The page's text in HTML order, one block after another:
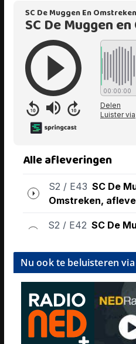
Nu ook te beluisteren via